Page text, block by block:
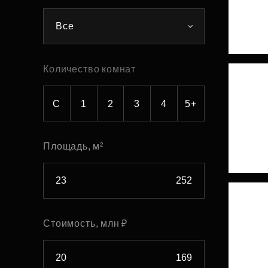
Все
Количество комнат
С 1 2 3 4 5+
Площадь, м²
Стоимость, млн ₽